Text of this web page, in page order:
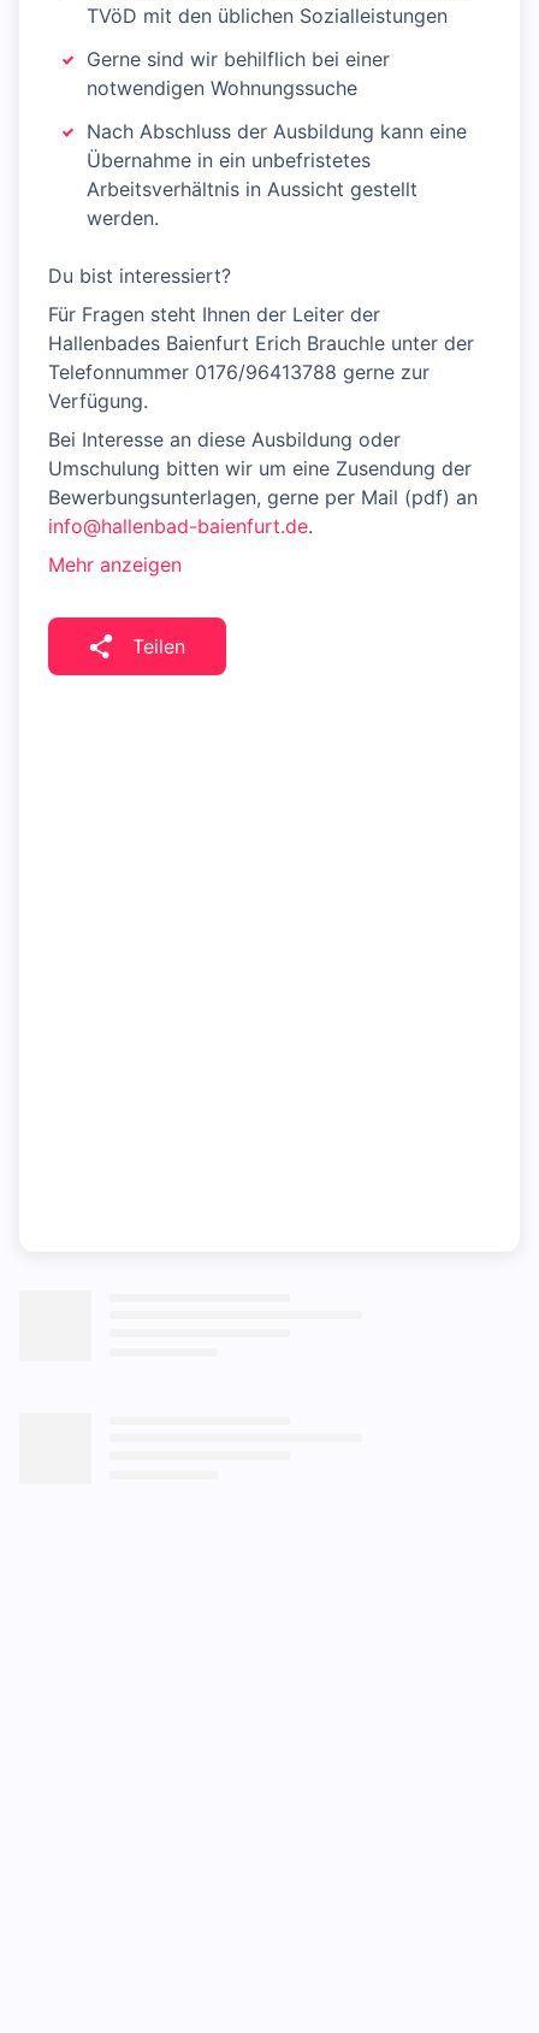
TVöD mit den üblichen Sozialleistungen
Gerne sind wir behilflich bei einer
notwendigen Wohnungssuche
Nach Abschluss der Ausbildung kann eine
Übernahme in ein unbefristetes
Arbeitsverhältnis in Aussicht gestellt
werden.
Du bist interessiert?
Für Fragen steht Ihnen der Leiter der
Hallenbades Baienfurt Erich Brauchle unter der
Telefonnummer 0176/96413788 gerne zur
Verfügung.
Bei Interesse an diese Ausbildung oder
Umschulung bitten wir um eine Zusendung der
Bewerbungsunterlagen, gerne per Mail (pdf) an
info@hallenbad-baienfurt.de.
Mehr anzeigen
Teilen